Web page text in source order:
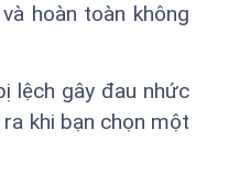
hoàn toàn không
lệch gây đau nhức
khi bạn chọn một